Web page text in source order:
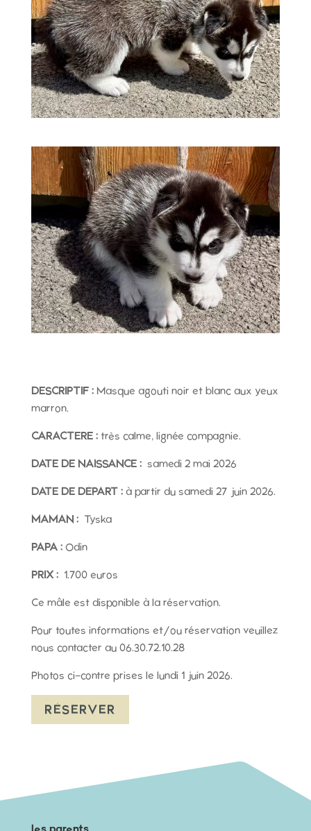
DESCRIPTIF : Masque agouti noir et blanc aux yeux
marron.
CARACTERE :très calme, lignée compagnie.
DATE DE NAISSANCE :samedi 2 mai 2026
DATE DE DÉPART :à partir du samedi 27 juin 2026.
MAMAN : Tyska
PAPA : Odin
PRIX : 1.700 euros
Ce mâle est disponible à la réservation.
Pour toutes informations et/ou réservation veuillez
nous contacter au 06.30.72.10.28
Photos ci-contre prises le lundi 1 juin 2026.
RÉSERVER